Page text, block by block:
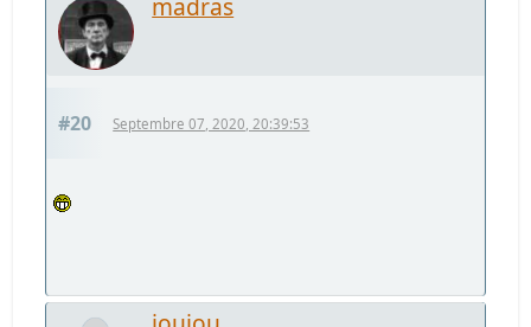
madras
#20 Septembre 07, 2020, 20:39:53